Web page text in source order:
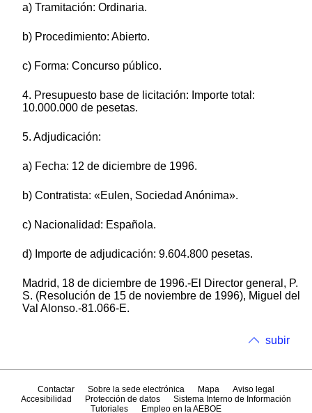
a) Tramitación: Ordinaria.
b) Procedimiento: Abierto.
c) Forma: Concurso público.
4. Presupuesto base de licitación: Importe total:
10.000.000 de pesetas.
5. Adjudicación:
a) Fecha: 12 de diciembre de 1996.
b) Contratista: «Eulen, Sociedad Anónima».
c) Nacionalidad: Española.
d) Importe de adjudicación: 9.604.800 pesetas.
Madrid, 18 de diciembre de 1996.-El Director general, P.
S. (Resolución de 15 de noviembre de 1996), Miguel del
Val Alonso.-81.066-E.
subir
Contactar Sobre la sede electrónica Mapa
Aviso legal
Accesibilidad
Protección de datos
Sistema Interno de Información
Tutoriales
Empleo en la AEBOE